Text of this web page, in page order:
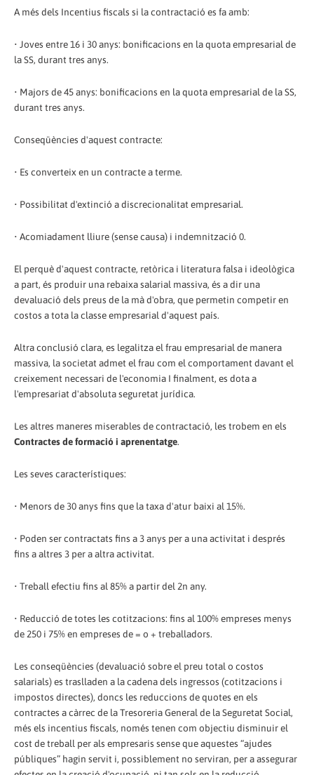
A més dels Incentius fiscals si la contractació es fa amb:
• Joves entre 16 i 30 anys: bonificacions en la quota empresarial de
la SS, durant tres anys.
• Majors de 45 anys: bonificacions en la quota empresarial de la SS,
durant tres anys.
Conseqüències d'aquest contracte:
• Es converteix en un contracte a terme.
• Possibilitat d'extinció a discrecionalitat empresarial.
• Acomiadament lliure (sense causa) i indemnització 0.
El perquè d'aquest contracte, retòrica i literatura falsa i ideològica
a part, és produir una rebaixa salarial massiva, és a dir una
devaluació dels preus de la mà d'obra, que permetin competir en
costos a tota la classe empresarial d'aquest país.
Altra conclusió clara, es legalitza el frau empresarial de manera
massiva, la societat admet el frau com el comportament davant el
creixement necessari de l'economia I finalment, es dota a
l'empresariat d'absoluta seguretat jurídica.
Les altres maneres miserables de contractació, les trobem en els
Contractes de formació i aprenentatge.
Les seves característiques:
• Menors de 30 anys fins que la taxa d'atur baixi al 15%.
• Poden ser contractats fins a 3 anys per a una activitat i després
fins a altres 3 per a altra activitat.
• Treball efectiu fins al 85% a partir del 2n any.
• Reducció de totes les cotitzacions: fins al 100% empreses menys
de 250 i 75% en empreses de = o + treballadors.
Les conseqüències (devaluació sobre el preu total o costos
salarials) es traslladen a la cadena dels ingressos (cotitzacions i
impostos directes), doncs les reduccions de quotes en els
contractes a càrrec de la Tresoreria General de la Seguretat Social,
més els incentius fiscals, només tenen com objectiu disminuir el
cost de treball per als empresaris sense que aquestes “ajudes
públiques” hagin servit i, possiblement no serviran, per a assegurar